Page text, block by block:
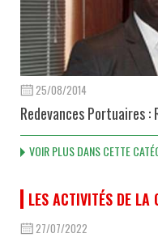
25/08/2014
Redevances Portuaires
VOIR PLUS DANS CETTE
LES ACTIVITÉS DE LA
27/07/2022